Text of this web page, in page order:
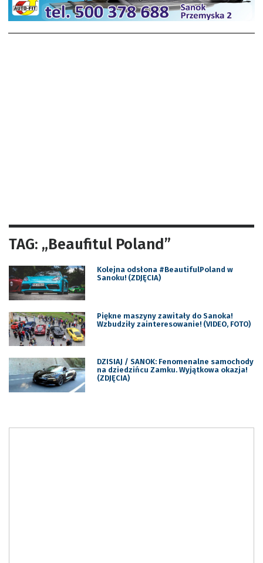
TAG: „Beaufitul Poland”
Kolejna odsłona #BeautifulPoland w
Sanoku! (ZDJĘCIA)
Piękne maszyny zawitały do Sanoka!
Wzbudziły zainteresowanie! (VIDEO, FOTO)
DZISIAJ / SANOK: Fenomenalne samochody
na dziedzińcu Zamku. Wyjątkowa okazja!
(ZDJĘCIA)